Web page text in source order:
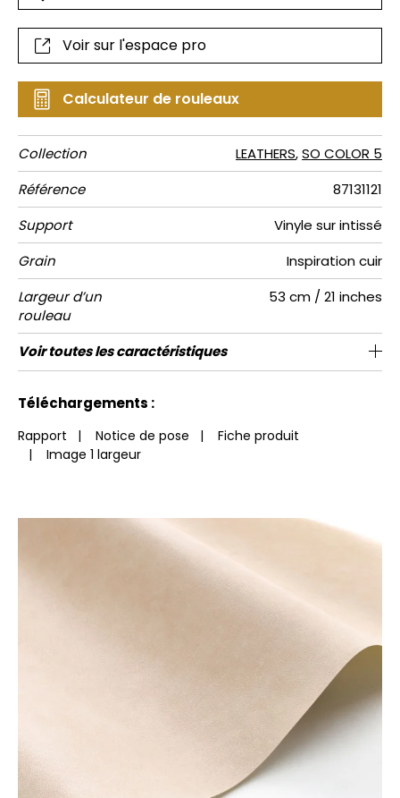
Voir sur l'espace pro
Calculateur de rouleaux
Collection LEATHERS,SO COLOR 5
Référence
87131121
Support
Vinyle sur intissé
Grain
Inspiration cuir
Largeur d’un
rouleau
53 cm / 21 inches
Longueur Vendu au rouleau de 10.05m / 11 yards
Raccord Raccord libre
Rapport
Vertical
64cm / 25 pouces
Poids g/m² 250
Entretien Lessivable
Pose colle Encollage du mur
Dépose Arrachage à sec
Norme COV A+
ASTME84 Class A
Norme
euroclass
C-s1, d0
Voir toutes les caractéristiques
Téléchargements :
Rapport | Notice de pose |
Fiche produit
| Image 1 largeur